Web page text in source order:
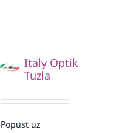
Italy Optik
Tuzla
Popust uz